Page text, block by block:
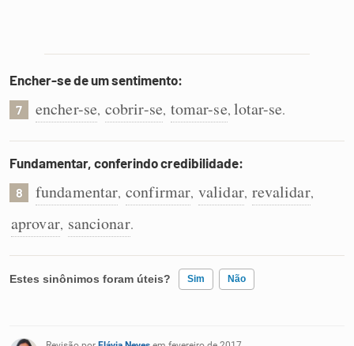
Encher-se de um sentimento:
7 encher-se, cobrir-se, tomar-se, lotar-se.
Fundamentar, conferindo credibilidade:
8 fundamentar, confirmar, validar, revalidar,
aprovar, sancionar.
Estes sinônimos foram úteis? Sim Não